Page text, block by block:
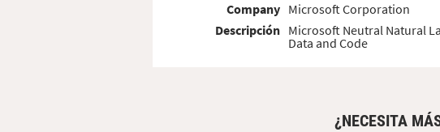
Company
Descripción
Microsoft Corporation
Microsoft Neutral Natural
Data and Code
¿NECESITA